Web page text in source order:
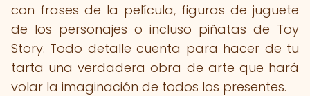
con frases de la película, figuras de juguete
de los personajes o incluso piñatas de Toy
Story. Todo detalle cuenta para hacer de tu
tarta una verdadera obra de arte que hará
volar la imaginación de todos los presentes.